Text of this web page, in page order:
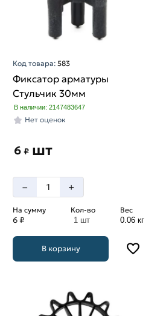
Код товара:583
Фиксатор арматуры
Стульчик 30мм
В наличии: 2147483647
Нет оценок
6₽ шт
– +
На сумму
6 ₽
Кол-во
1 шт
Вес
0.06 кг
В корзину